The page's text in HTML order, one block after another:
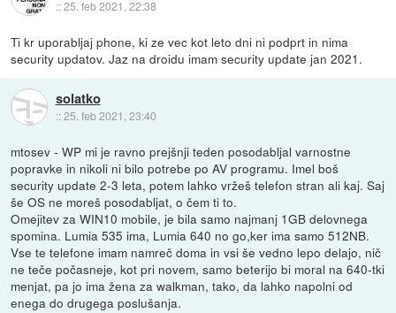
::25. feb 2021, 22:38
Ti kr uporabljaj phone, ki ze vec kot leto dni ni podprt in nima
security updatov. Jaz na droidu imam security update jan 2021.
solatko
::25. feb 2021, 23:40
mtosev - WP mi je ravno prejšnji teden posodabljal varnostne
popravke in nikoli ni bilo potrebe po AV programu. Imel boš
security update 2-3 leta, potem lahko vržeš telefon stran ali kaj. Saj
še OS ne moreš posodabljat, o čem ti to.
Omejitev za WIN10 mobile, je bila samo najmanj 1GB delovnega
spomina. Lumia 535 ima, Lumia 640 no go,ker ima samo 512NB.
Vse te telefone imam namreč doma in vsi še vedno lepo delajo, nič
ne teče počasneje, kot pri novem, samo beterijo bi moral na 640-tki
menjat, pa jo ima žena za walkman, tako, da lahko napolni od
enega do drugega poslušanja.